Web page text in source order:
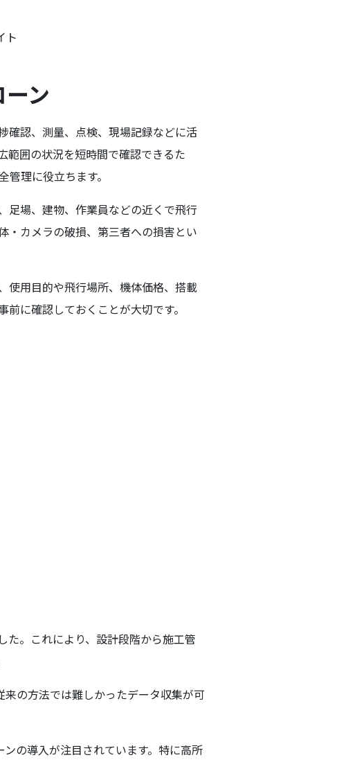
ト
ン
確認、測量、点検、現場記録などに活
範囲の状況を短時間で確認できるた
理に役立ちます。
足場、建物、作業員などの近くで飛行
・カメラの破損、第三者への損害とい
使用目的や飛行場所、機体価格、搭載
に確認しておくことが大切です。
た。これにより、設計段階から施工管
の方法では難しかったデータ収集が可
の導入が注目されています。特に高所